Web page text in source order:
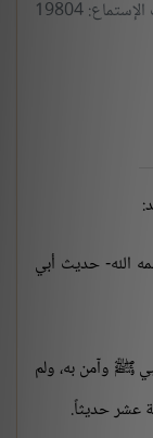
19804
الله- حديث أبي
ﷺ وآمن به، ولم
عشر حديثاً.